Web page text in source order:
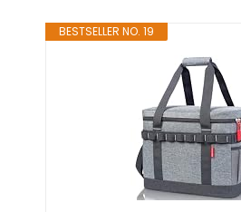
BESTSELLER NO. 19